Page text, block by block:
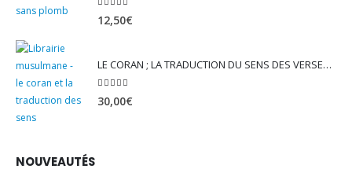
4.82sur 5
12,50€
LE CORAN ; LA TRADUCTION DU SENS DES VERSET - EDITION TAWBAH
30,00€
NOUVEAUTÉS